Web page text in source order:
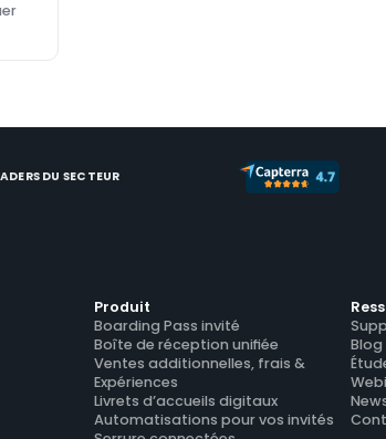
DU SECTEUR
Produit
Boarding Pass invité
Boîte de réception unifiée
Ventes additionnelles, frais &
Expériences
Livrets d’accueils digitaux
Automatisations pour vos invités
Blog